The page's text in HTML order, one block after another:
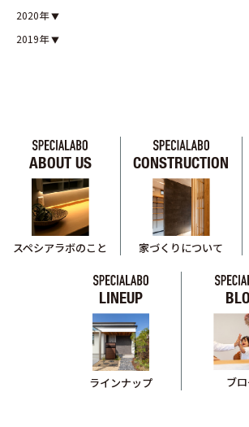
2020年
2019年
ABOUT US
スペシアラボのこと
CONSTRUCTION
家づくりについて
LINEUP
ラインナップ ブ